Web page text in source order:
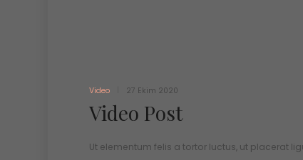
Video 27 Ekim 2020
Video Post
Ut elementum felis a tortor luctus, ut placerat